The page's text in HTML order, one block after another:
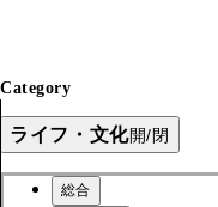
Category
ライフ・文化開/閉
総合